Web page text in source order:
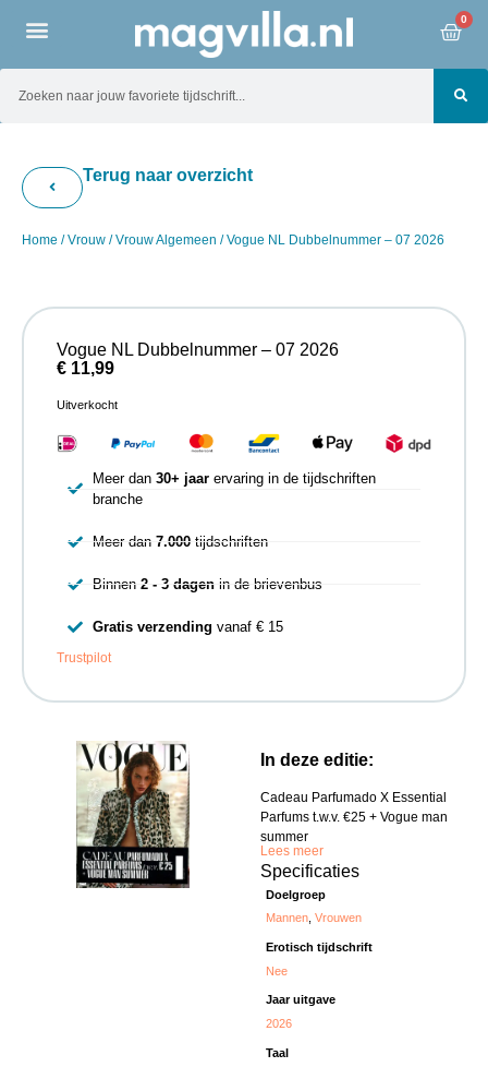
0
Terug naar overzicht
Home /Vrouw /Vrouw Algemeen / Vogue NL Dubbelnummer – 07 2026
In deze editie:
Cadeau Parfumado X Essential
Parfums t.w.v. €25 + Vogue man
summer
Lees meer
Specificaties
Doelgroep
Mannen,Vrouwen
Erotisch tijdschrift
Nee
Jaar uitgave
2026
Taal
Vogue NL Dubbelnummer – 07 2026
€ 11,99
Uitverkocht
Meer dan 30+ jaarervaring in de tijdschriften
branche
Meer dan 7.000tijdschriften
Binnen 2 - 3 dagenin de brievenbus
Gratis verzending vanaf € 15
Trustpilot